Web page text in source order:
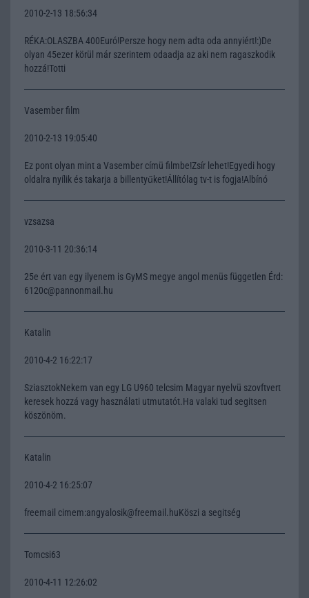
2010-2-13 18:56:34
RÉKA:OLASZBA 400Euró!Persze hogy nem adta oda annyiért!:)De
olyan 45ezer körül már szerintem odaadja az aki nem ragaszkodik
hozzá!Totti
Vasember film
2010-2-13 19:05:40
Ez pont olyan mint a Vasember címü filmbe!Zsír lehet!Egyedi hogy
oldalra nyílik és takarja a billentyűket!Állítólag tv-t is fogja!Albínó
vzsazsa
2010-3-11 20:36:14
25e ért van egy ilyenem is GyMS megye angol menüs független Érd:
6120c@pannonmail.hu
Katalin
2010-4-2 16:22:17
SziasztokNekem van egy LG U960 telcsim Magyar nyelvü szovftvert
keresek hozzá vagy használati utmutatót.Ha valaki tud segitsen
köszönöm.
Katalin
2010-4-2 16:25:07
freemail cimem:angyalosik@freemail.huKöszi a segitség
Tomcsi63
2010-4-11 12:26:02